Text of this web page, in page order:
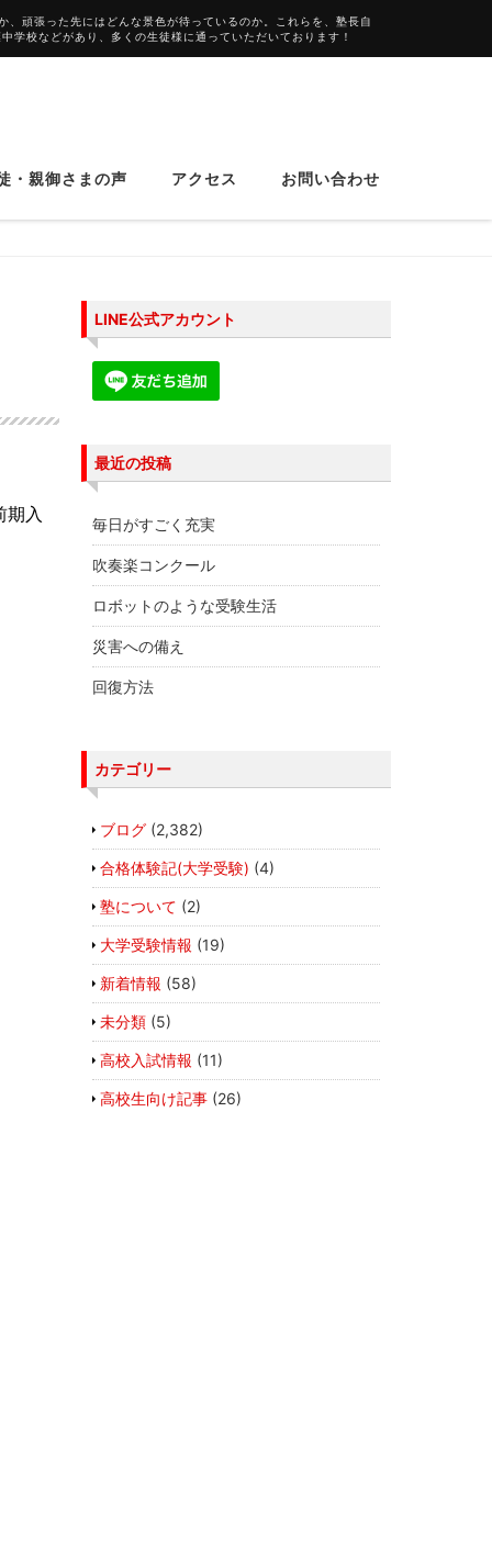
頑張った先にはどんな景色が待っているのか。これらを、塾長自
学校などがあり、多くの生徒様に通っていただいております！
・親御さまの声 アクセス お問い合わせ
期入
LINE公式アカウント
最近の投稿
毎日がすごく充実
吹奏楽コンクール
ロボットのような受験生活
災害への備え
回復方法
カテゴリー
ブログ(2,382)
合格体験記(大学受験) (4)
塾について (2)
大学受験情報 (19)
新着情報 (58)
未分類(5)
高校入試情報 (11)
高校生向け記事(26)